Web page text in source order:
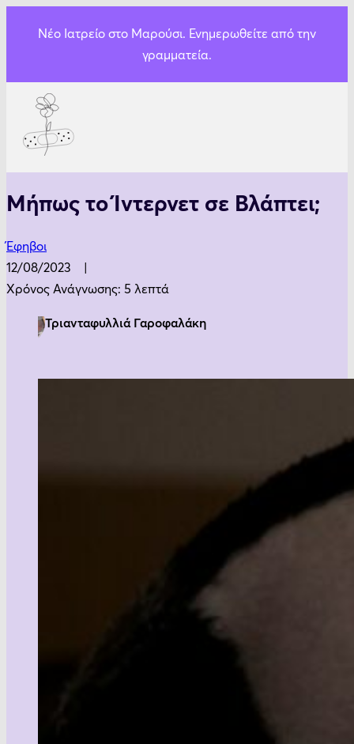
Νέο Ιατρείο στο Μαρούσι. Ενημερωθείτε από την
γραμματεία.
Μήπως το Ίντερνετ σε Βλάπτει;
Έφηβοι
12/08/2023
Χρόνος Ανάγνωσης: 5 λεπτά
Τριανταφυλλιά Γαροφαλάκη